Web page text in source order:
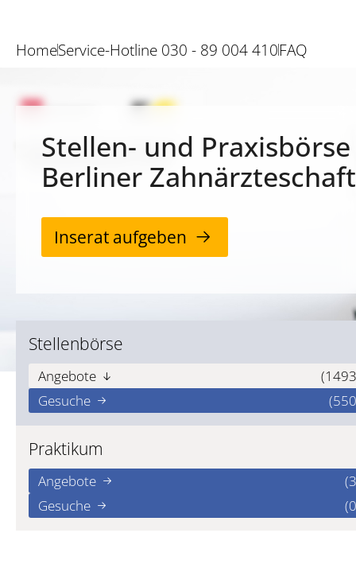
HomeService-Hotline 030 - 89 004 410FAQ
Stellen- und
Berliner Zahnärzteschaft
Inserat aufgeben
Stellenbörse
Angebote
Gesuche
Praktikum
Angebote
Gesuche